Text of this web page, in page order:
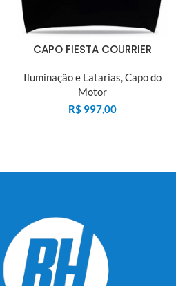
CAPO FIESTA COURRIER
Iluminação e Latarias,Capo do
Motor
R$ 997,00